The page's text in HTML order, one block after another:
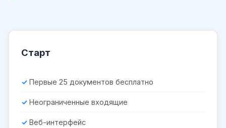
Старт
Первые 25 документов бесплатно
Неограниченные входящие
Веб-интерфейс